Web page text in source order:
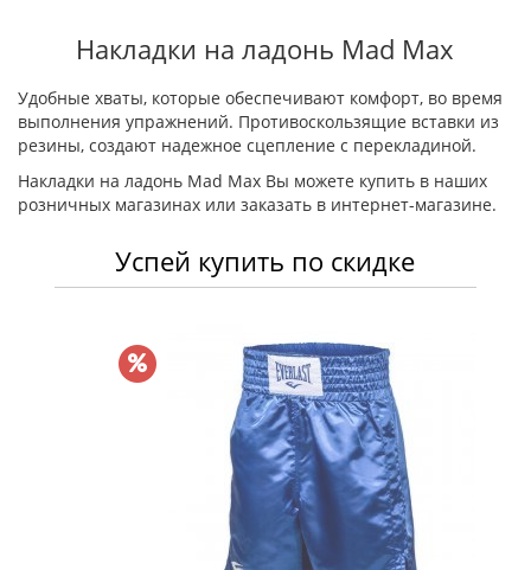
Накладки на ладонь Mad Max
Удобные хваты, которые обеспечивают комфорт, во время
выполнения упражнений. Противоскользящие вставки из
резины, создают надежное сцепление с перекладиной.
Накладки на ладонь Mad Max Вы можете купить в наших
розничных магазинах или заказать в интернет-магазине.
Успей купить по скидке